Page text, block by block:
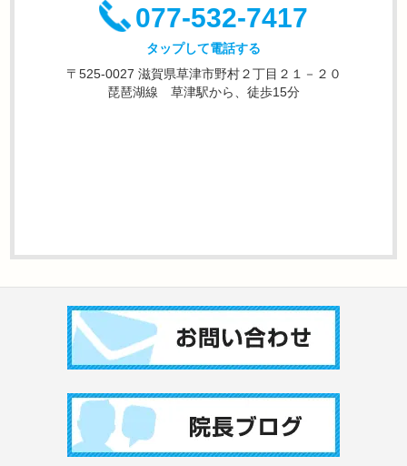
077-532-7417
タップして電話する
〒525-0027 滋賀県草津市野村２丁目２１－２０
琵琶湖線 草津駅から、徒歩15分